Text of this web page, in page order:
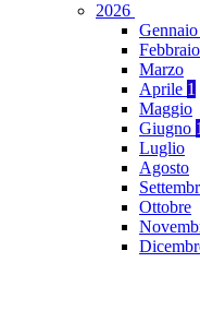
2026
Gennaio
Febbraio
Marzo
Aprile 1
Maggio
Giugno 1
Luglio
Agosto
Ottobre